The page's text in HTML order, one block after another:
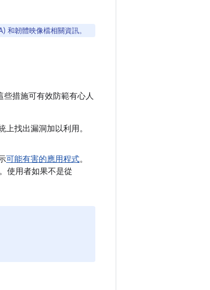
和韌體映像檔相關資訊。
些措施可有效防範有心人
找出漏洞加以利用。
可能有害的應用程式。
使用者如果不是從